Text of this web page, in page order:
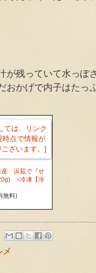
が残っていて水っぽ
おかげで内子はたっ
産 浜茹で『せ
※冷凍【冷
無料)